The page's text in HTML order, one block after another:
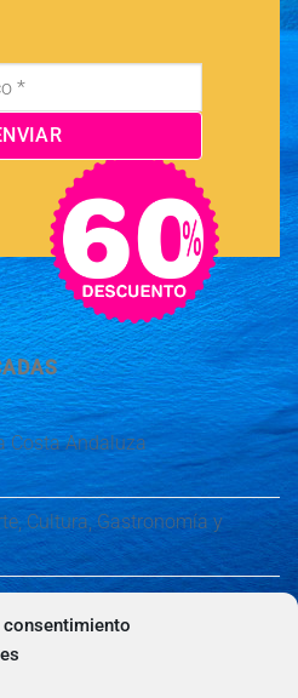
Costa Andaluza
Cultura, Gastronomía y
Cultura, Gastronomía y